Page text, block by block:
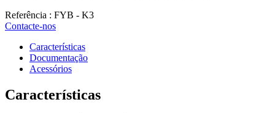
Referência : FYB - K3
Contacte-nos
Características
Documentação
Acessórios
Características